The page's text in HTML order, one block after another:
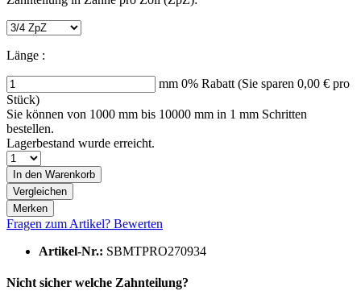
Länge :
mm 0% Rabatt (Sie sparen 0,00 € pro
Stück)
Sie können von 1000 mm bis 10000 mm in 1 mm Schritten
bestellen.
Lagerbestand wurde erreicht.
In den Warenkorb
Vergleichen
Merken
Fragen zum Artikel? Bewerten
Artikel-Nr.: SBMTPRO270934
Nicht sicher welche Zahnteilung?